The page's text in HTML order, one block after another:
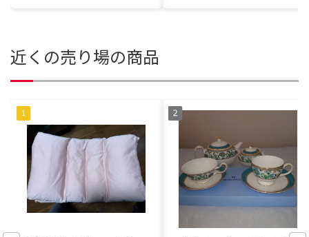
近くの売り場の商品